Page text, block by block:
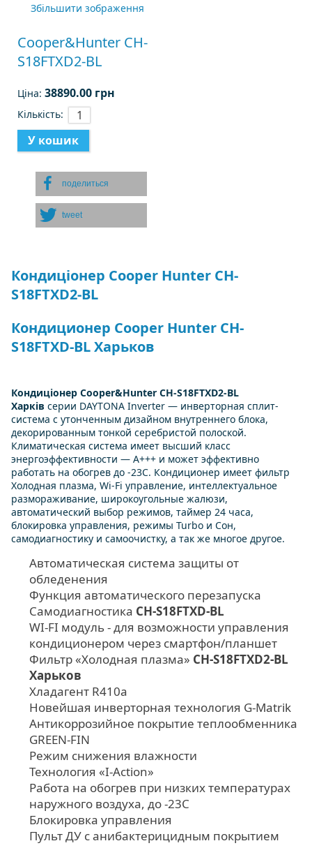
Збільшити зображення
Cooper&Hunter CH-
S18FTXD2-BL
Ціна:38890.00 грн
Кількість:
поделиться
tweet
Кондиціонер Cooper Hunter CH-
S18FTXD2-BL
Кондиционер Cooper Hunter CH-
S18FTXD-BL Харьков
Кондиціонер Cooper&Hunter CH-S18FTXD2-BL
Харків серии DAYTONA Inverter — инверторная сплит-
система с утонченным дизайном внутреннего блока,
декорированным тонкой серебристой полоской.
Климатическая система имеет высший класс
энергоэффективности — А+++ и может эффективно
работать на обогрев до -23С. Кондиционер имеет фильтр
Холодная плазма, Wi-Fi управление, интеллектуальное
размораживание, широкоугольные жалюзи,
автоматический выбор режимов, таймер 24 часа,
блокировка управления, режимы Turbo и Сон,
самодиагностику и самоочистку, а так же многое другое.
Автоматическая система защиты от
обледенения
Функция автоматического перезапуска
Самодиагностика CH-S18FTXD-BL
WI-FI модуль - для возможности управления
кондиционером через смартфон/планшет
Фильтр «Холодная плазма» CH-S18FTXD2-BL
Харьков
Хладагент R410а
Новейшая инверторная технология G-Matrik
Антикоррозийное покрытие теплообменника
GREEN-FIN
Режим снижения влажности
Технология «I-Action»
Работа на обогрев при низких температурах
наружного воздуха, до -23C
Блокировка управления
Пульт ДУ с анибактерицидным покрытием